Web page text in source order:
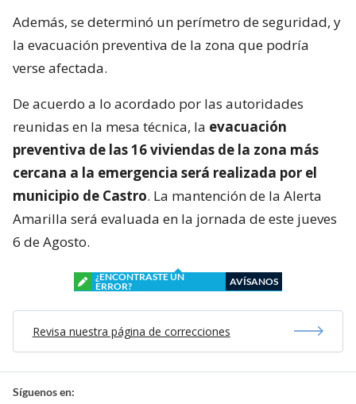
Además, se determinó un perímetro de seguridad, y
la evacuación preventiva de la zona que podría
verse afectada.
De acuerdo a lo acordado por las autoridades
reunidas en la mesa técnica, la evacuación
preventiva de las 16 viviendas de la zona más
cercana a la emergencia será realizada por el
municipio de Castro. La mantención de la Alerta
Amarilla será evaluada en la jornada de este jueves
6 de Agosto.
¿ENCONTRASTE UN
ERROR?
AVÍSANOS
Revisa nuestra página de correcciones
Síguenos en: